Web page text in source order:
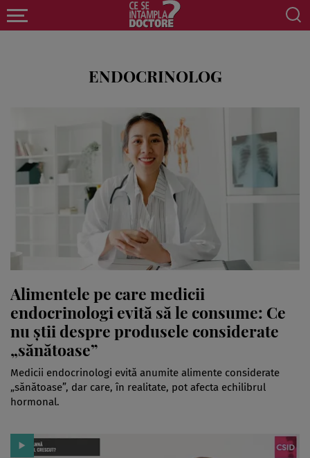
ENDOCRINOLOG
Alimentele pe care medicii
endocrinologi evită să le consume: Ce
nu știi despre produsele considerate
„sănătoase”
Medicii endocrinologi evită anumite alimente considerate
„sănătoase”, dar care, în realitate, pot afecta echilibrul
hormonal.